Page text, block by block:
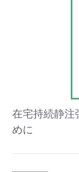
在宅持続静注
めに